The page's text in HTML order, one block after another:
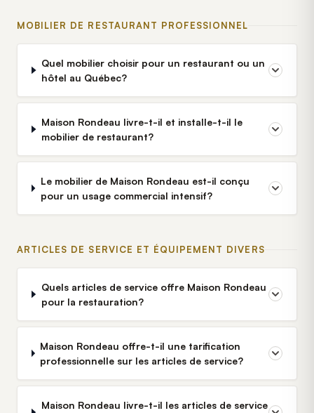
MOBILIER DE RESTAURANT PROFESSIONNEL
Quel mobilier choisir pour un restaurant ou un
hôtel au Québec?
Maison Rondeau livre-t-il et installe-t-il le
mobilier de restaurant?
Le mobilier de Maison Rondeau est-il conçu
pour un usage commercial intensif?
ARTICLES DE SERVICE ET ÉQUIPEMENT DIVERS
Quels articles de service offre Maison Rondeau
pour la restauration?
Maison Rondeau offre-t-il une tarification
professionnelle sur les articles de service?
Maison Rondeau livre-t-il les articles de service